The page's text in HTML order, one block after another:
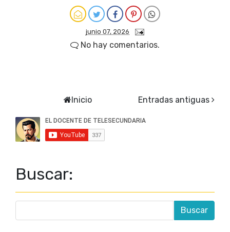
junio 07, 2026
No hay comentarios.
Entradas antiguas
Inicio
Buscar: